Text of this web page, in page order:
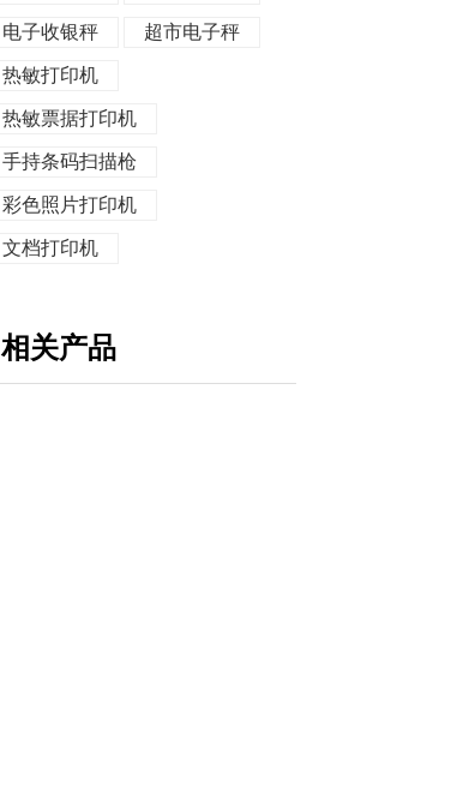
电子收银秤 超市电子秤
热敏打印机
热敏票据打印机
手持条码扫描枪
彩色照片打印机
文档打印机
相关产品